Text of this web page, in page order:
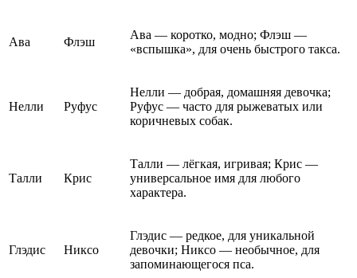
Ава Флэш
Ава — коротко, модно; Флэш —
«вспышка», для очень быстрого такса.
Нелли Руфус
Нелли — добрая, домашняя девочка;
Руфус — часто для рыжеватых или
коричневых собак.
Талли Крис
Талли — лёгкая, игривая; Крис —
универсальное имя для любого
характера.
Глэдис Никсо
Глэдис — редкое, для уникальной
девочки; Никсо — необычное, для
запоминающегося пса.